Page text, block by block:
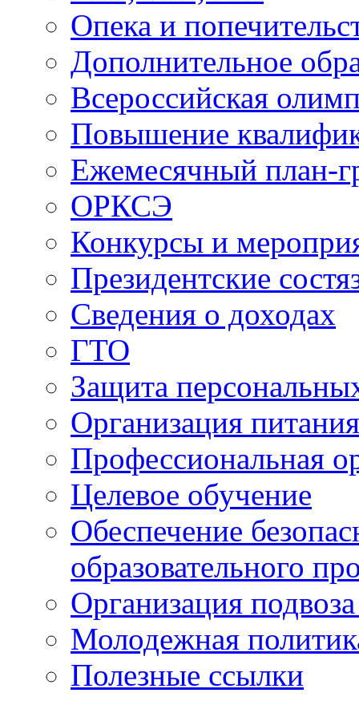
Опека и
Дополнительное
Всероссийская
Повышение
Ежемесячный план-
ОРКСЭ
Конкурсы и
Президентские
Сведения о доходах
ГТО
Защита
Организация питания
Профессиональная
Целевое обучение
Обеспечение
образовательного
Организация
Молодежная
Полезные ссылки